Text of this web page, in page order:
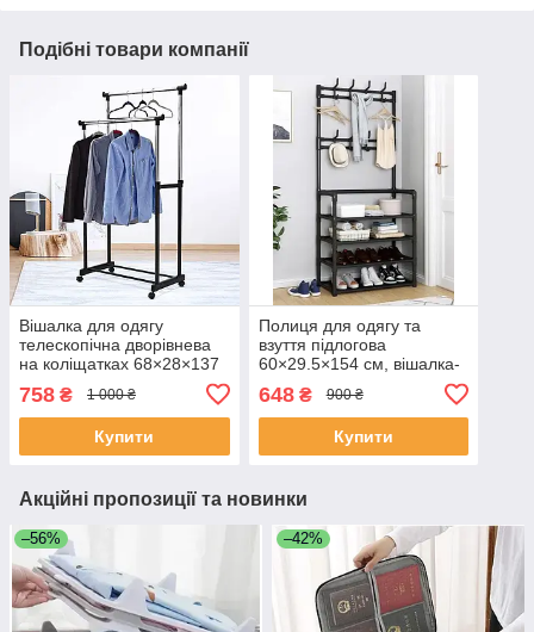
Подібні товари компанії
Вішалка для одягу
телескопічна дворівнева
на коліщатках 68×28×137
см, підлогова пересувна
вішалка-стійка, DP-15
758 ₴ 1 000 ₴
Купити
Полиця для одягу та
взуття підлогова
60×29.5×154 см, вішалка-
гачками для зберігання
речей Чорна, RD-7
648₴ 900 ₴
Купити
Акційні пропозиції та новинки
–56% –42%